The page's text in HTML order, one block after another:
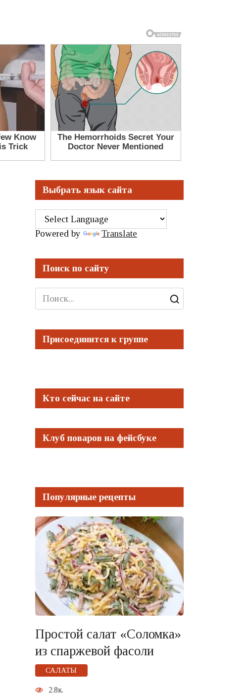
Выбрать язык сайта
Powered by Translate
Поиск по сайту
Search
for:
Присоединится к группе
Кто сейчас на сайте
Клуб поваров на фейсбуке
Популярные рецепты
Простой салат «Соломка»
из спаржевой фасоли
САЛАТЫ
2.8к.